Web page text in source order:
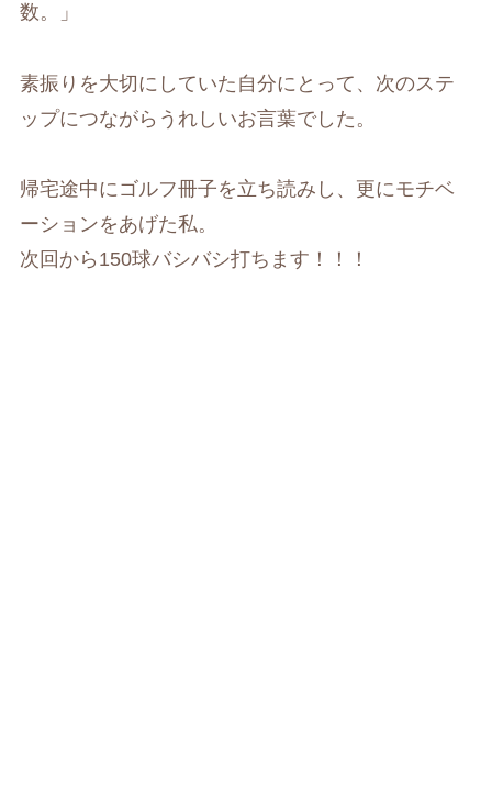
数。」
素振りを大切にしていた自分にとって、次のステ
ップにつながらうれしいお言葉でした。
帰宅途中にゴルフ冊子を立ち読みし、更にモチベ
ーションをあげた私。
次回から150球バシバシ打ちます！！！